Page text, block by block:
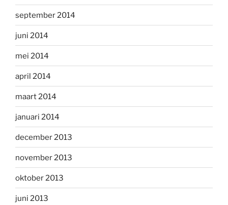
september 2014
juni 2014
mei 2014
april 2014
maart 2014
januari 2014
december 2013
november 2013
oktober 2013
juni 2013